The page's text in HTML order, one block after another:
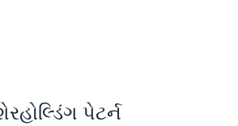
પેટર્ન